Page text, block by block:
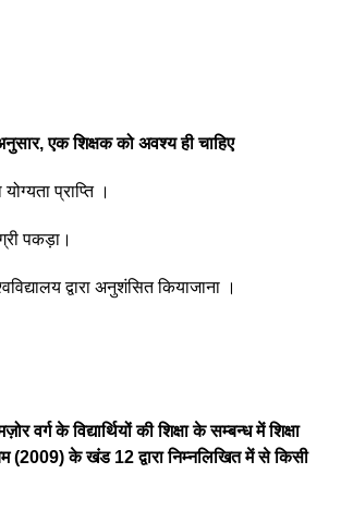
एक शिक्षक को अवश्य ही चाहिए
प्राप्ति ।
पकड़ा।
द्वारा अनुशंसित कियाजाना ।
वर्ग के विद्यार्थियों की शिक्षा के सम्बन्ध में शिक्षा
(2009) के खंड 12 द्वारा निम्नलिखित में से किसी